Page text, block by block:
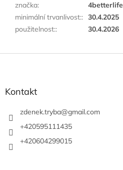
značka:
4betterlife
minimální trvanlivost:: 30.4.2025
použitelnost:: 30.4.2026
Kontakt
zdenek.tryba@gmail.com
+420595111435
+420604299015